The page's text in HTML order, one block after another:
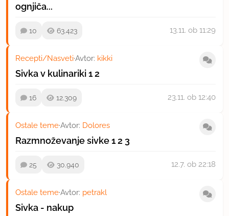
ognjiča...
10 63.423 13.11. ob 11:29
Recepti/Nasveti·Avtor: kikki
Sivka v kulinariki1 2
16 12.309 23.11. ob 12:40
Ostale teme·Avtor: Dolores
Razmnoževanje sivke1 2 3
25 30.940 12.7. ob 22:18
Ostale teme·Avtor: petrakl
Sivka - nakup